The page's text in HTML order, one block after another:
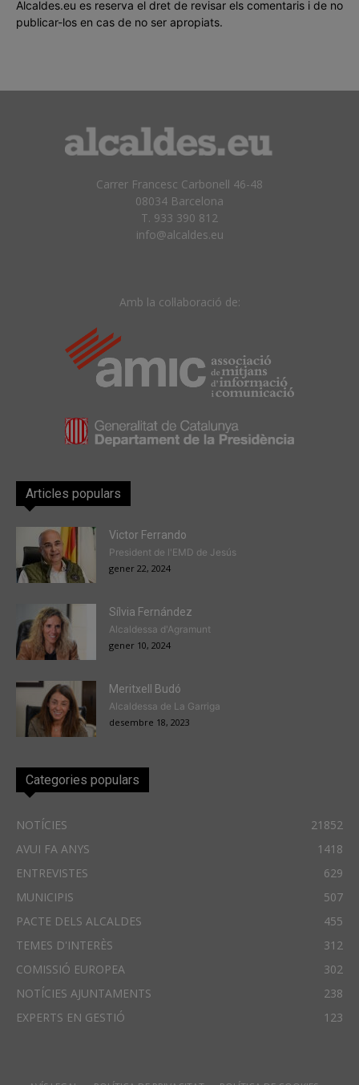
Alcaldes.eu es reserva el dret de revisar els comentaris i de no
publicar-los en cas de no ser apropiats.
Carrer Francesc Carbonell 46-48
08034 Barcelona
T. 933 390 812
info@alcaldes.eu
Amb la col·laboració de:
Articles populars
Victor Ferrando
President de l'EMD de Jesús
gener 22, 2024
Sílvia Fernández
Alcaldessa d'Agramunt
gener 10, 2024
Meritxell Budó
Alcaldessa de La Garriga
desembre 18, 2023
Categories populars
NOTÍCIES
21852
AVUI FA ANYS
1418
ENTREVISTES
629
MUNICIPIS
507
PACTE DELS ALCALDES
455
TEMES D'INTERÈS
312
COMISSIÓ EUROPEA
302
NOTÍCIES AJUNTAMENTS
238
EXPERTS EN GESTIÓ
123